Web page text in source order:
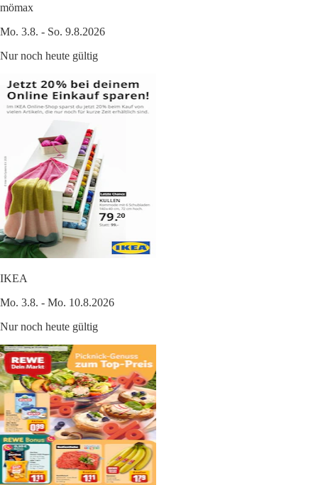
mömax
Mo. 3.8. - So. 9.8.2026
Nur noch heute gültig
IKEA
Mo. 3.8. - Mo. 10.8.2026
Nur noch heute gültig